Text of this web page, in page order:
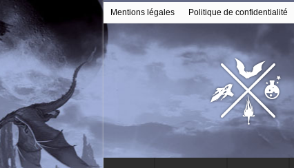
Mentions légales Politique de confidentialité